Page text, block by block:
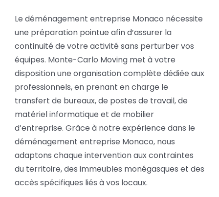
Le déménagement entreprise Monaco nécessite
une préparation pointue afin d’assurer la
continuité de votre activité sans perturber vos
équipes. Monte-Carlo Moving met à votre
disposition une organisation complète dédiée aux
professionnels, en prenant en charge le
transfert de bureaux, de postes de travail, de
matériel informatique et de mobilier
d’entreprise. Grâce à notre expérience dans le
déménagement entreprise Monaco, nous
adaptons chaque intervention aux contraintes
du territoire, des immeubles monégasques et des
accès spécifiques liés à vos locaux.